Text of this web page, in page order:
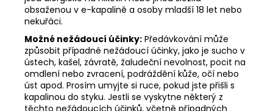
obsaženou v e-kapalině a osoby mladší 18 let nebo
nekuřáci.
Možné nežádoucí účinky: Předávkování může
způsobit případné nežádoucí účinky, jako je sucho v
ústech, kašel, závratě, žaludeční nevolnost, pocit na
omdlení nebo zvracení, podráždění kůže, očí nebo
úst apod. Prosím umyjte si ruce, pokud jste přišli s
kapalinou do styku. Jestli se vyskytne některý z